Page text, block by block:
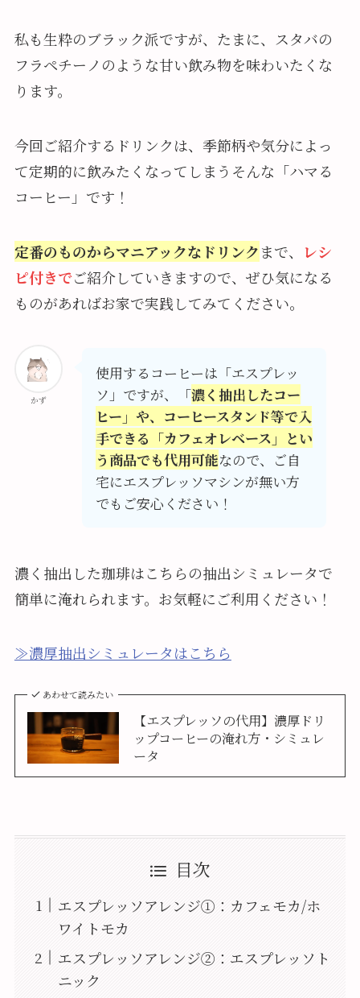
私も生粋のブラック派ですが、たまに、スタバの
フラペチーノのような甘い飲み物を味わいたくな
ります。
今回ご紹介するドリンクは、季節柄や気分によっ
て定期的に飲みたくなってしまうそんな「ハマる
コーヒー」です！
定番のものからマニアックなドリンクまで、
レシ
ピ付きでご紹介していきますので、ぜひ気になる
ものがあればお家で実践してみてください。
かず
使用するコーヒーは「エスプレッ
ソ」ですが、「濃く抽出したコー
ヒー」や、コーヒースタンド等で入
手できる「カフェオレベース」とい
う商品でも代用可能なので、ご自
宅にエスプレッソマシンが無い方
でもご安心ください！
濃く抽出した珈琲はこちらの抽出シミュレータで
簡単に淹れられます。お気軽にご利用ください！
≫濃厚抽出シミュレータはこちら
あわせて読みたい
【エスプレッソの代用】濃厚ドリ
ップコーヒーの淹れ方・シミュレ
ータ
目次
エスプレッソアレンジ①：カフェモカ/ホ
ワイトモカ
エスプレッソアレンジ②：エスプレッソト
ニック